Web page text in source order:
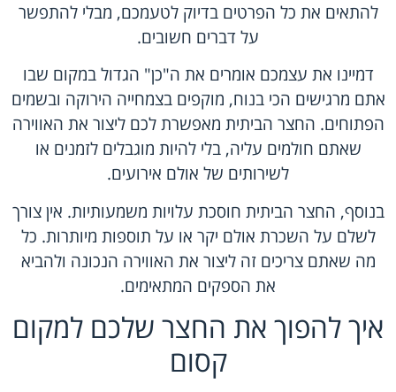
להתאים את כל הפרטים בדיוק לטעמכם, מבלי להתפשר
על דברים חשובים.
דמיינו את עצמכם אומרים את ה"כן" הגדול במקום שבו
אתם מרגישים הכי בנוח, מוקפים בצמחייה הירוקה ובשמים
הפתוחים. החצר הביתית מאפשרת לכם ליצור את האווירה
שאתם חולמים עליה, בלי להיות מוגבלים לזמנים או
לשירותים של אולם אירועים.
בנוסף, החצר הביתית חוסכת עלויות משמעותיות. אין צורך
לשלם על השכרת אולם יקר או על תוספות מיותרות. כל
מה שאתם צריכים זה ליצור את האווירה הנכונה ולהביא
את הספקים המתאימים.
איך להפוך את החצר שלכם למקום
קסום